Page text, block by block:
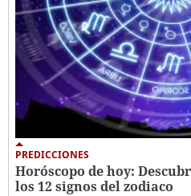
PREDICCIONES
Horóscopo de hoy:
los 12 signos del zodiaco